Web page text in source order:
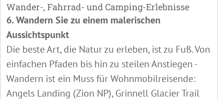
Wander-, Fahrrad- und Camping-Erlebnisse
6. Wandern Sie zu einem malerischen
Aussichtspunkt
Die beste Art, die Natur zu erleben, ist zu Fuß. Von
einfachen Pfaden bis hin zu steilen Anstiegen -
Wandern ist ein Muss für Wohnmobilreisende:
Angels Landing (Zion NP), Grinnell Glacier Trail